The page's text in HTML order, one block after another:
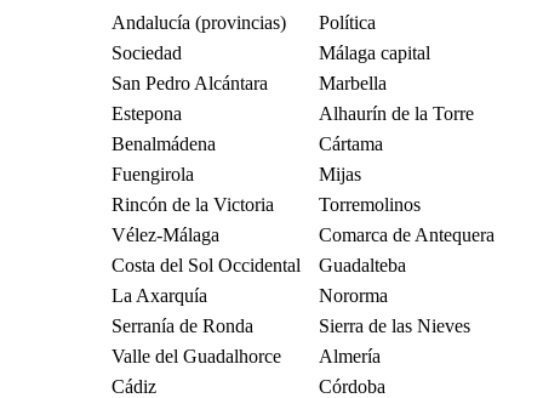
Andalucía (provincias)
Política
Sociedad
Málaga capital
San Pedro Alcántara
Marbella
Estepona
Alhaurín de la Torre
Benalmádena
Cártama
Fuengirola
Mijas
Rincón de la Victoria
Torremolinos
Vélez-Málaga
Comarca de Antequera
Costa del Sol Occidental
Guadalteba
La Axarquía
Nororma
Serranía de Ronda
Sierra de las Nieves
Valle del Guadalhorce
Almería
Cádiz
Córdoba